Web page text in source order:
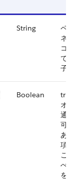
String
ペ
ネ
コ
で
子。
Boolean
true
オ
通
可
あ
項
こ
べ
を